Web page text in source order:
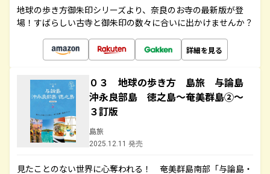
地球の歩き方御朱印シリーズより、奈良のお寺の最新版が登
場！すばらしい古寺と御朱印の数々に合いに出かけませんか？
詳細を見る
０３ 地球の歩き方 島旅 与論島
沖永良部島 徳之島～奄美群島②～
３訂版
島旅
2025.12.11 発売
見たことのない世界に心奪われる！ 奄美群島南部「与論島・